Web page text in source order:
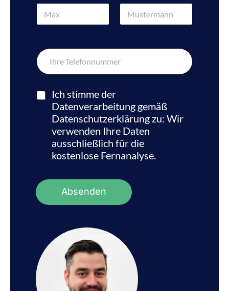
N
m
T
e
f
o
Ich stimme der
Datenverarbeitung gemäß
Datenschutzerklärung zu: Wir
verwenden Ihre Daten
ausschließlich für die
kostenlose Fernanalyse.
Absenden